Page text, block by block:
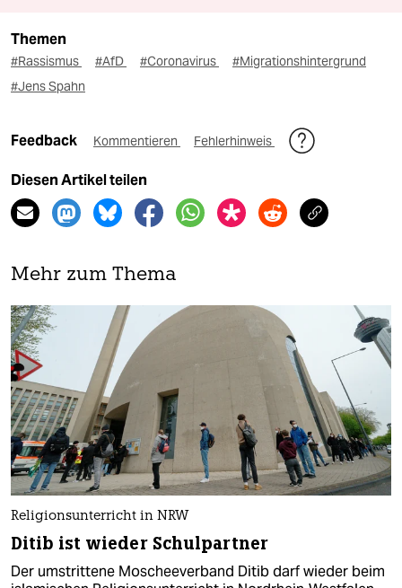
Themen
#Rassismus #AfD #Coronavirus
#Migrationshintergrund
#Jens Spahn
Feedback Kommentieren Fehlerhinweis
Diesen Artikel teilen
Mehr zum Thema
Religionsunterricht in NRW
Ditib ist wieder Schulpartner
Der umstrittene Moscheeverband Ditib darf wieder beim